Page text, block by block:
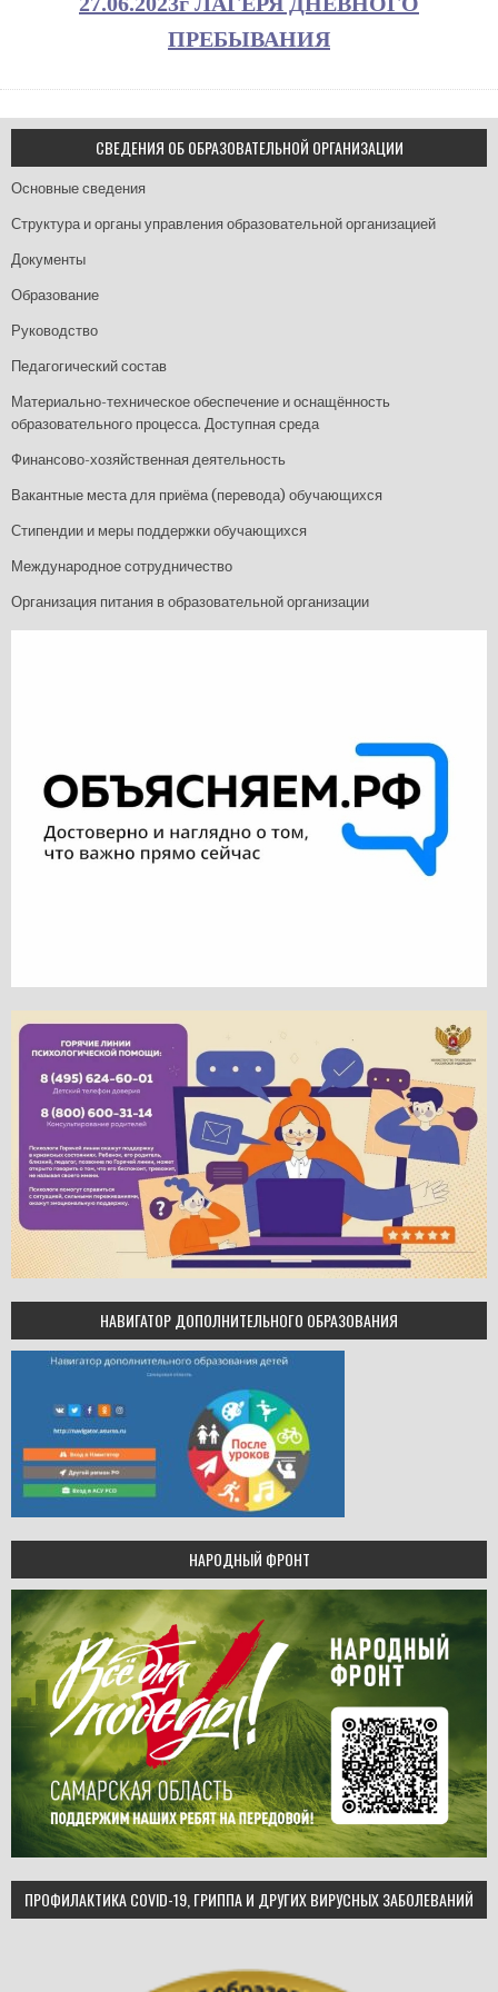
ПРЕБЫВАНИЯ
СВЕДЕНИЯ ОБ ОБРАЗОВАТЕЛЬНОЙ ОРГАНИЗАЦИИ
Основные сведения
Структура и органы управления образовательной организацией
Документы
Образование
Руководство
Педагогический состав
Материально-техническое обеспечение и оснащённость
образовательного процесса. Доступная среда
Финансово-хозяйственная деятельность
Вакантные места для приёма (перевода) обучающихся
Стипендии и меры поддержки обучающихся
Международное сотрудничество
Организация питания в образовательной организации
НАВИГАТОР ДОПОЛНИТЕЛЬНОГО ОБРАЗОВАНИЯ
НАРОДНЫЙ ФРОНТ
ПРОФИЛАКТИКА COVID-19, ГРИППА И ДРУГИХ ВИРУСНЫХ ЗАБОЛЕВАНИЙ